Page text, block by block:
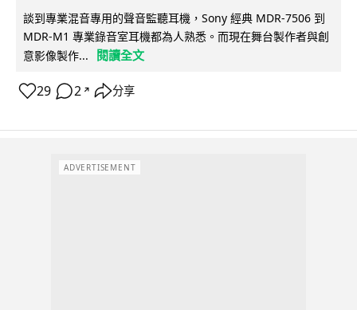
談到專業混音專用的聲音監聽耳機，Sony 經典 MDR-7506 到
MDR-M1 專業錄音室耳機都為人熟悉。而現在舞台製作者與創
意影像製作...
閱讀全文
29 2 ↗ 分享
ADVERTISEMENT